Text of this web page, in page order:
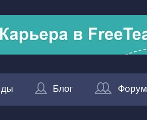
Блог Форум